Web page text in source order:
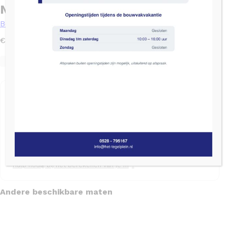
N-LOGAN GRIGIO 59.2 X 59.2
Beton
€
Levertijd: 2 tot 4 wekenSKU: 1010377
Hulp nodig bij het berekenen van je m ?
Andere beschikbare maten